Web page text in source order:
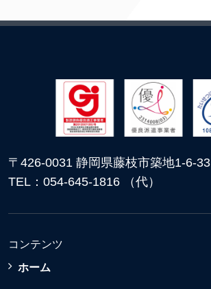
〒426-0031 静岡県藤枝市築地1-6-33
TEL：054-645-1816 （代）
コンテンツ
ホーム